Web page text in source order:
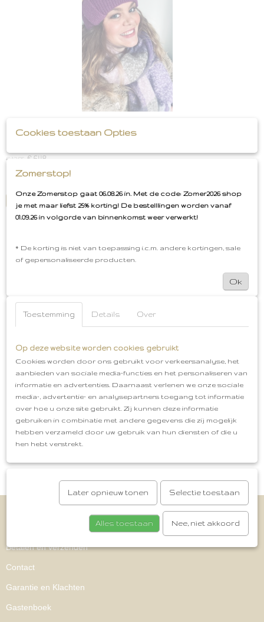
Beanie Label [ Fuchsia ] Beanie incl. leren label Kleur:…
€ 12,95 € 6,48
Grocery-Store
Lieve, mooie en stijlvolle musthaves voor moeder en
Gemakkelijk te bereiken via WhatsApp:
Blijf op de hoogte en volg ons ook op social media!
Betalen en verzenden
Contact
Garantie en Klachten
Gastenboek
Cookies toestaan Opties
Zomerstop!
Onze Zomerstop gaat 06.08.26 in. Met de code: Zomer2026 shop
je met maar liefst 25% korting! De bestelllingen worden vanaf
01.09.26 in volgorde van binnenkomst weer verwerkt!
* De korting is niet van toepassing i.c.m. andere kortingen, sale
of gepersonaliseerde producten.
Ok
Toestemming Details Over
Op deze website worden cookies gebruikt
Cookies worden door ons gebruikt voor verkeersanalyse, het
aanbieden van sociale media-functies en het personaliseren van
informatie en advertenties. Daarnaast verlenen we onze sociale
media-, advertentie- en analysepartners toegang tot informatie
over hoe u onze site gebruikt. Zij kunnen deze informatie
gebruiken in combinatie met andere gegevens die zij mogelijk
hebben verzameld door uw gebruik van hun diensten of die u
hen hebt verstrekt.
Later opnieuw tonen Selectie toestaan
Alles toestaan Nee, niet akkoord